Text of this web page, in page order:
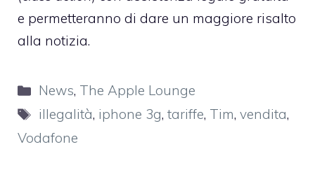
e permetteranno di dare un maggiore risalto
alla notizia.
Categorie
News, The Apple Lounge
Tag
illegalità, iphone 3g,tariffe, Tim,vendita,
Vodafone